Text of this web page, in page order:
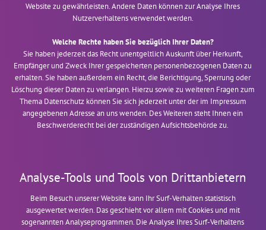
Website zu gewährleisten. Andere Daten können zur Analyse Ihres
Nutzerverhaltens verwendet werden.
Welche Rechte haben Sie bezüglich Ihrer Daten?
Sie haben jederzeit das Recht unentgeltlich Auskunft über Herkunft,
Empfänger und Zweck Ihrer gespeicherten personenbezogenen Daten zu
erhalten. Sie haben außerdem ein Recht, die Berichtigung, Sperrung oder
Löschung dieser Daten zu verlangen. Hierzu sowie zu weiteren Fragen zum
Thema Datenschutz können Sie sich jederzeit unter der im Impressum
angegebenen Adresse an uns wenden. Des Weiteren steht Ihnen ein
Beschwerderecht bei der zuständigen Aufsichtsbehörde zu.
Analyse-Tools und Tools von Drittanbietern
Beim Besuch unserer Website kann Ihr Surf-Verhalten statistisch
ausgewertet werden. Das geschieht vor allem mit Cookies und mit
sogenannten Analyseprogrammen. Die Analyse Ihres Surf-Verhaltens